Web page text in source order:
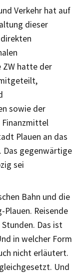
Verkehr hat auf
dieser
ZW hatte der
sowie der
Finanzmittel
Plauen an das
Das gegenwärtige
sei
Bahn und die
Reisende
Das ist
in welcher Form
nicht erläutert.
Und